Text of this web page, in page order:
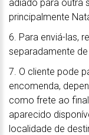
adiado para outra
principalmente
6. Para enviá-las,
separadamente
7. O cliente pode
encomenda,
como frete ao
aparecido
localidade de